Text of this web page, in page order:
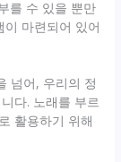
를 수 있을 뿐만
마련되어 있어
넘어, 우리의 정
다. 노래를 부르
활용하기 위해